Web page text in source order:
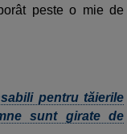
peste o mie de
pentru tăierile
sunt girate de